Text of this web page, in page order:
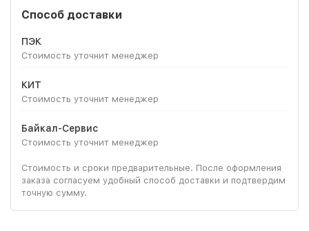
Способ доставки
ПЭК
Стоимость уточнит менеджер
КИТ
Стоимость уточнит менеджер
Байкал-Сервис
Стоимость уточнит менеджер
Стоимость и сроки предварительные. После оформления
заказа согласуем удобный способ доставки и подтвердим
точную сумму.